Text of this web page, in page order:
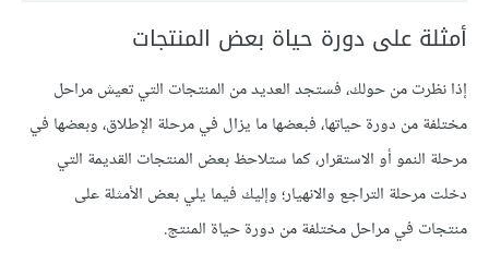
أمثلة على دورة حياة بعض المنتجات
إذا نظرت من حولك، فستجد العديد من المنتجات التي تعيش مراحل
مختلفة من دورة حياتها، فبعضها ما يزال في مرحلة الإطلاق، وبعضها في
مرحلة النمو أو الاستقرار، كما ستلاحظ بعض المنتجات القديمة التي
دخلت مرحلة التراجع والانهيار؛ وإليك فيما يلي بعض الأمثلة على
منتجات في مراحل مختلفة من دورة حياة المنتج.